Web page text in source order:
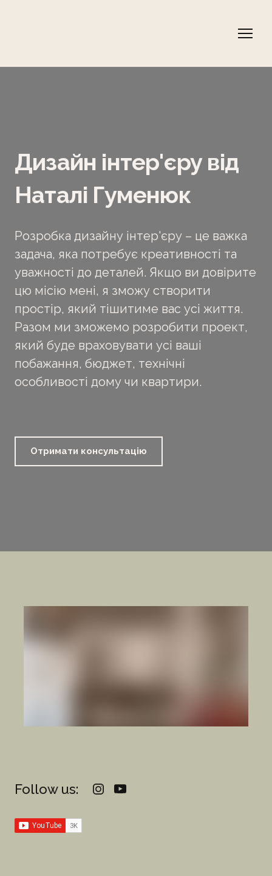
Дизайн інтер'єру від
Наталі Гуменюк
Розробка дизайну інтер'єру – це важка
задача, яка потребує креативності та
уважності до деталей. Якщо ви довірите
цю місію мені, я зможу створити
простір, який тішитиме вас усі життя.
Разом ми зможемо розробити проект,
який буде враховувати усі ваші
побажання, бюджет, технічні
особливості дому чи квартири.
Отримати консультацію
Follow us: